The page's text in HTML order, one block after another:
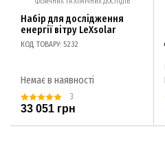
Набір для дослідження
енергії вітру LeXsolar
КОД ТОВАРУ: 5232
Немає в наявності
3
33 051 грн